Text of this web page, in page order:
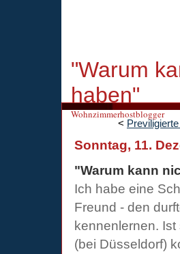
"Warum
haben"
Wohnzimmerhostblogger
<
Sonntag, 11.
"Warum kann
Ich habe eine
Freund - den
kennenlernen.
(bei Düsseldorf)